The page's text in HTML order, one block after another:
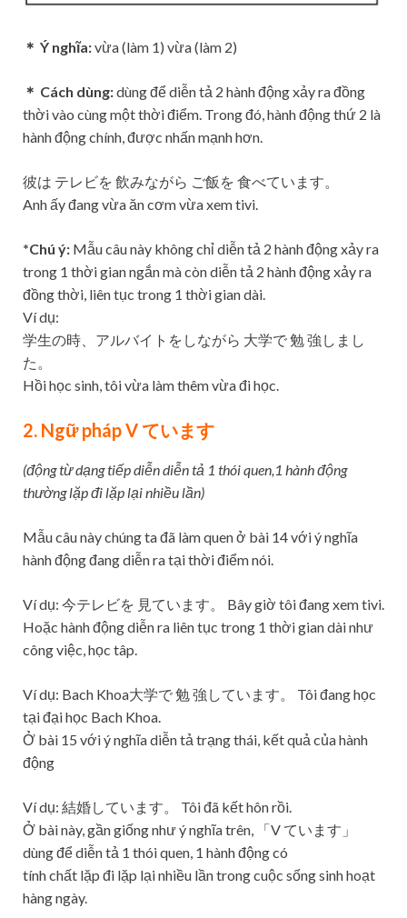
＊ Ý nghĩa:vừa (làm 1) vừa (làm 2)
＊ Cách dùng:dùng để diễn tả 2 hành động xảy ra đồng
thời vào cùng một thời điểm. Trong đó, hành động thứ 2 là
hành động chính, được nhấn mạnh hơn.
彼は テレビを 飲みながら ご飯を 食べています。
Anh ấy đang vừa ăn cơm vừa xem tivi.
*Chú ý: Mẫu câu này không chỉ diễn tả 2 hành động xảy ra
trong 1 thời gian ngắn mà còn diễn tả 2 hành động xảy ra
đồng thời, liên tục trong 1 thời gian dài.
Ví dụ:
学生の時、アルバイトをしながら 大学で 勉 強しまし
た。
Hồi học sinh, tôi vừa làm thêm vừa đi học.
2. Ngữ pháp V ています
(động từ dạng tiếp diễn diễn tả 1 thói quen,1 hành động
thường lặp đi lặp lại nhiều lần)
Mẫu câu này chúng ta đã làm quen ở bài 14 với ý nghĩa
hành động đang diễn ra tại thời điểm nói.
Ví dụ: 今テレビを 見ています。 Bây giờ tôi đang xem tivi.
Hoặc hành động diễn ra liên tục trong 1 thời gian dài như
công việc, học tâp.
Ví dụ: Bach Khoa大学で 勉 強しています。 Tôi đang học
tại đại học Bach Khoa.
Ở bài 15 với ý nghĩa diễn tả trạng thái, kết quả của hành
động
Ví dụ: 結婚しています。 Tôi đã kết hôn rồi.
Ở bài này, gần giống như ý nghĩa trên, 「V ています」
dùng để diễn tả 1 thói quen, 1 hành động có
tính chất lặp đi lặp lại nhiều lần trong cuộc sống sinh hoạt
hàng ngày.